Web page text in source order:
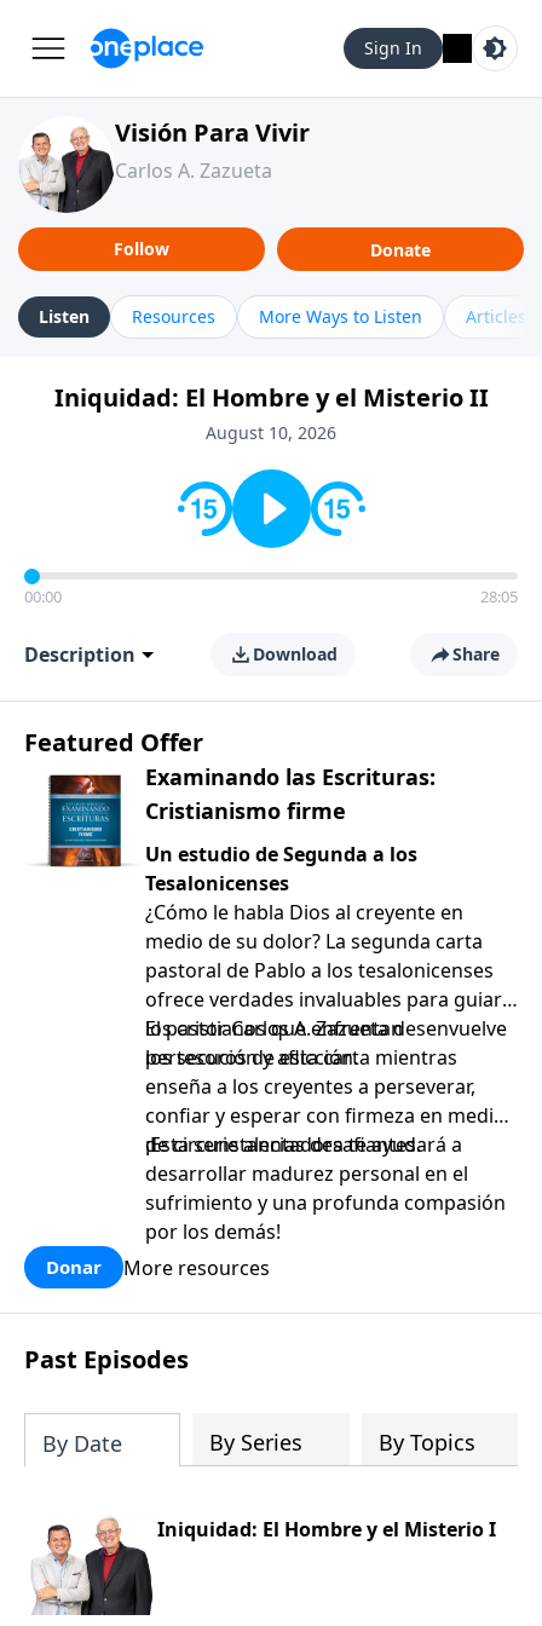
Sign In
Visión Para Vivir
Carlos A. Zazueta
Follow Donate
Listen Resources More Ways to Listen Articles
Iniquidad: El Hombre y el Misterio II
August 10, 2026
00:00 28:05
Description Download Share
Featured Offer
Examinando las Escrituras:
Cristianismo firme
Un estudio de Segunda a los
Tesalonicenses
¿Cómo le habla Dios al creyente en
medio de su dolor? La segunda carta
pastoral de Pablo a los tesalonicenses
ofrece verdades invaluables para guiar a
los cristianos que enfrentan
persecución y aflicción.
El pastor Carlos A. Zazueta desenvuelve
los tesoros de esta carta mientras
enseña a los creyentes a perseverar,
confiar y esperar con firmeza en medio
de circunstancias desafiantes.
¡Esta serie alentadora te ayudará a
desarrollar madurez personal en el
sufrimiento y una profunda compasión
por los demás!
Donar More resources
Past Episodes
By Date By Series By Topics
Iniquidad: El Hombre y el Misterio I